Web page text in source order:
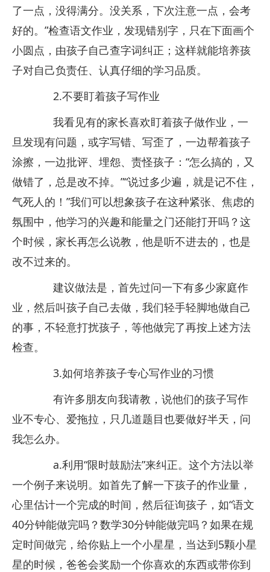
了一点，没得满分。没关系，下次注意一点，会考
好的。”检查语文作业，发现错别字，只在下面画个
小圆点，由孩子自己查字词纠正；这样就能培养孩
子对自己负责任、认真仔细的学习品质。
2.不要盯着孩子写作业
我看见有的家长喜欢盯着孩子做作业，一
旦发现有问题，或字写错、写歪了，一边帮着孩子
涂擦，一边批评、埋怨、责怪孩子：“怎么搞的，又
做错了，总是改不掉。”“说过多少遍，就是记不住，
气死人的！”我们可以想象孩子在这种紧张、焦虑的
氛围中，他学习的兴趣和能量之门还能打开吗？这
个时候，家长再怎么说教，他是听不进去的，也是
改不过来的。
建议做法是，首先过问一下有多少家庭作
业，然后叫孩子自己去做，我们轻手轻脚地做自己
的事，不轻意打扰孩子，等他做完了再按上述方法
检查。
3.如何培养孩子专心写作业的习惯
有许多朋友向我请教，说他们的孩子写作
业不专心、爱拖拉，只几道题目也要做好半天，问
我怎么办。
a.利用“限时鼓励法”来纠正。这个方法以举
一个例子来说明。如首先了解一下孩子的作业量，
心里估计一个完成的时间，然后征询孩子，如“语文
40分钟能做完吗？数学30分钟能做完吗？如果在规
定时间做完，给你贴上一个小星星，当达到5颗小星
星的时候，爸爸会奖励一个你喜欢的东西或带你到